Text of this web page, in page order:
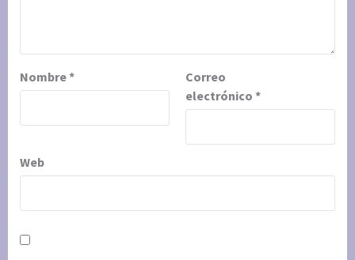
Nombre*
Correo
electrónico *
Web